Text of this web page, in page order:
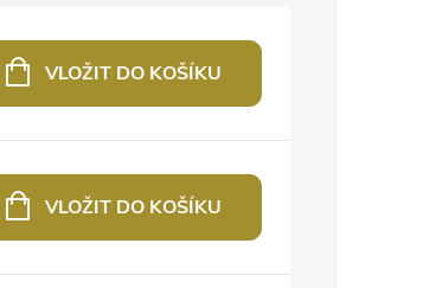
VLOŽIT DO KOŠÍKU
VLOŽIT DO KOŠÍKU